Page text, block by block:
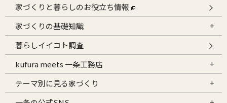
家づくりと暮らしのお役立ち情報
家づくりの基礎知識
暮らしイイコト調査
kufura meets 一条工務店
テーマ別に見る家づくり